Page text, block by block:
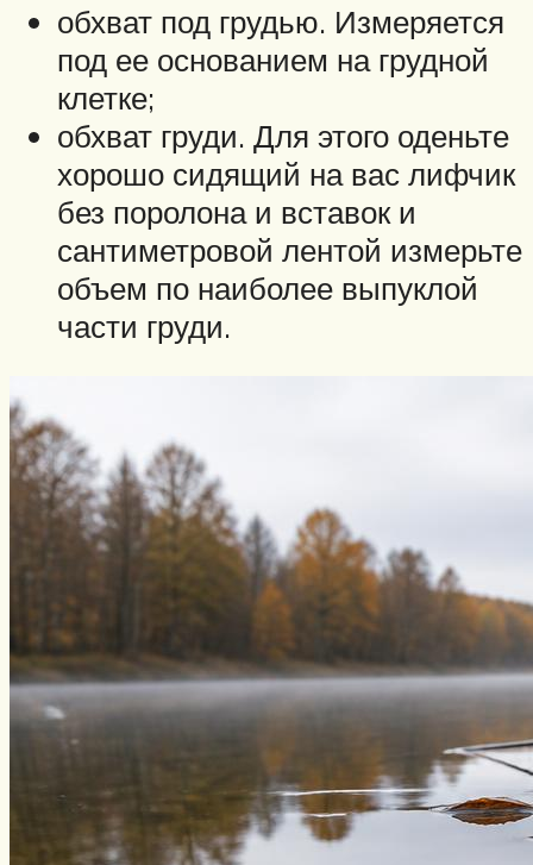
обхват под грудью. Измеряется
под ее основанием на грудной
клетке;
обхват груди. Для этого оденьте
хорошо сидящий на вас лифчик
без поролона и вставок и
сантиметровой лентой измерьте
объем по наиболее выпуклой
части груди.